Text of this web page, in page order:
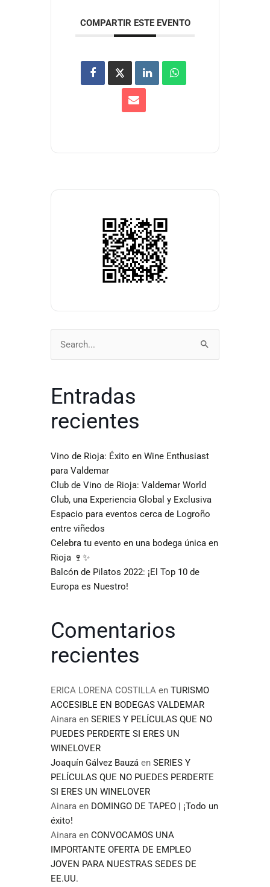
COMPARTIR ESTE EVENTO
Buscar
por:
Entradas
recientes
Vino de Rioja: Éxito en Wine Enthusiast
para Valdemar
Club de Vino de Rioja: Valdemar World
Club, una Experiencia Global y Exclusiva
Espacio para eventos cerca de Logroño
entre viñedos
Celebra tu evento en una bodega única en
Rioja 🍷✨
Balcón de Pilatos 2022: ¡El Top 10 de
Europa es Nuestro!
Comentarios
recientes
ERICA LORENA COSTILLA en TURISMO
ACCESIBLE EN BODEGAS VALDEMAR
Ainara en SERIES Y PELÍCULAS QUE NO
PUEDES PERDERTE SI ERES UN
WINELOVER
Joaquín Gálvez Bauzá en SERIES Y
PELÍCULAS QUE NO PUEDES PERDERTE
SI ERES UN WINELOVER
Ainara en DOMINGO DE TAPEO | ¡Todo un
éxito!
Ainara en CONVOCAMOS UNA
IMPORTANTE OFERTA DE EMPLEO
JOVEN PARA NUESTRAS SEDES DE
EE.UU.